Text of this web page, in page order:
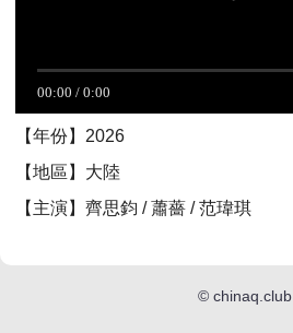
【年份】2026
【地區】大陸
【主演】齊思鈞 / 蕭薔 / 范瑋琪
© chinaq.club